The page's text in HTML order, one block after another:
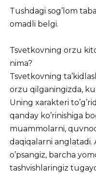
Tushdagi sog’lom
omadli belgi.
Tsvetkovning orzu
nima?
Tsvetkovning
orzu qilganingizda,
Uning xarakteri
qanday ko’rinishiga
muammolarni,
daqiqalarni anglatadi.
o’psangiz, barcha
tashvishlaringiz